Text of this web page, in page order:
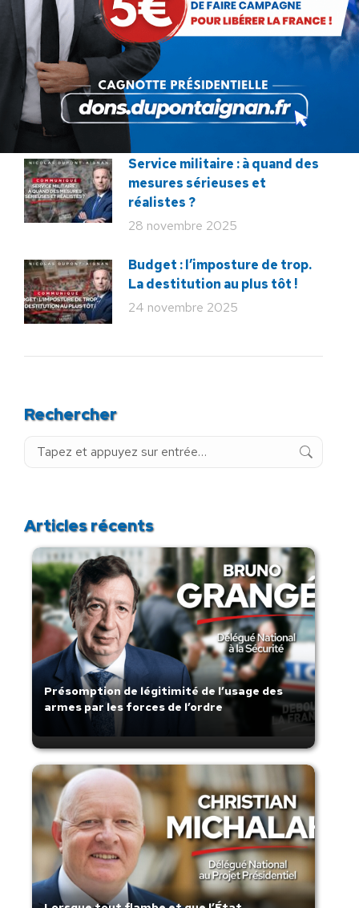
France !
18 juin 2026
Macron veut tuer notre
élevage !
12 décembre 2025
Service militaire : à quand des
mesures sérieuses et
réalistes ?
28 novembre 2025
Budget : l’imposture de trop.
La destitution au plus tôt !
24 novembre 2025
Rechercher
Recherche
Articles récents
Présomption de légitimité de l’usage des
armes par les forces de l’ordre